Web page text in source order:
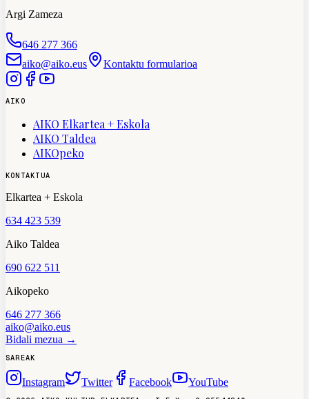
Argi Zameza
646 277 366
aiko@aiko.eus
Kontaktu formularioa
AIKO
AIKO Elkartea + Eskola
AIKO Taldea
AIKOpeko
KONTAKTUA
Elkartea + Eskola
634 423 539
Aiko Taldea
690 622 511
Aikopeko
646 277 366
aiko@aiko.eus
Bidali mezua →
SAREAK
Instagram Twitter Facebook YouTube